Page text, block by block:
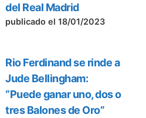
del Real Madrid
publicado el 18/01/2023
Rio Ferdinand se rinde a
Jude Bellingham:
“Puede ganar uno, dos o
tres Balones de Oro”